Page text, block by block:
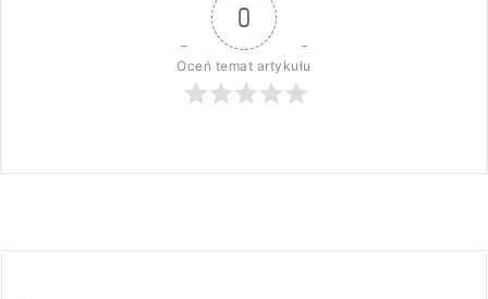
0
Oceń temat artykułu